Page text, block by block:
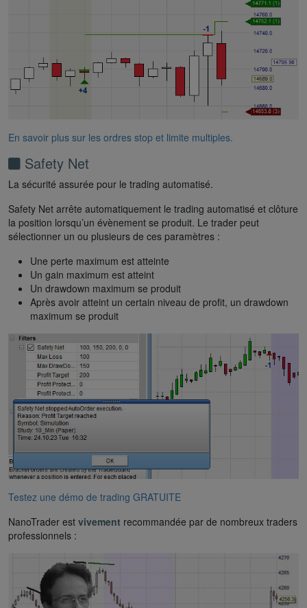
En savoir plus sur les ordres stop et limite multiples.
Safety Net
La sécurité assurée pour le trading automatisé.
Safety Net arrête automatiquement le trading automatisé et clôture
la position lorsqu’un évènement se produit. Le trader peut
sélectionner un ou plusieurs de ces paramètres :
Une perte maximum est atteinte
Un gain maximum est atteint
Un drawdown maximum se produit
Après avoir atteint un certain niveau de profit, un drawdown
maximum se produit
Testez une démo de trading GRATUITE
NanoTrader est vivement recommandée par de nombreux traders
professionnels :